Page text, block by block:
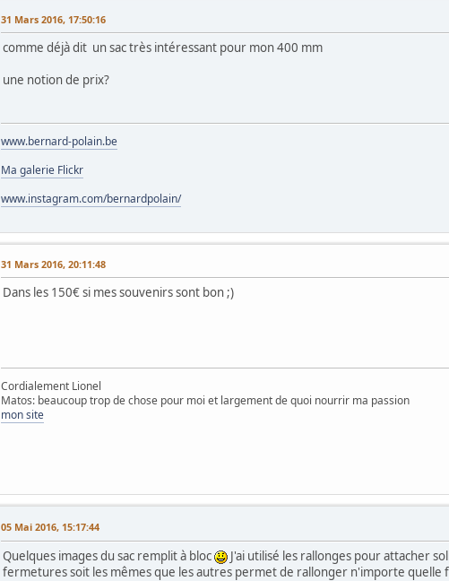
31 Mars 2016, 17:50:16
comme déjà dit un sac très intéressant pour mon 400 mm
une notion de prix?
www.bernard-polain.be
Ma galerie Flickr
www.instagram.com/bernardpolain/
31 Mars 2016, 20:11:48
Dans les 150€ si mes souvenirs sont bon ;)
Cordialement Lionel
Matos: beaucoup trop de chose pour moi et largement de quoi nourrir ma passion
mon site
05 Mai 2016, 15:17:44
Quelques images du sac remplit à bloc
J'ai utilisé les rallonges pour attacher
fermetures soit les mêmes que les autres permet de rallonger n'importe quelle